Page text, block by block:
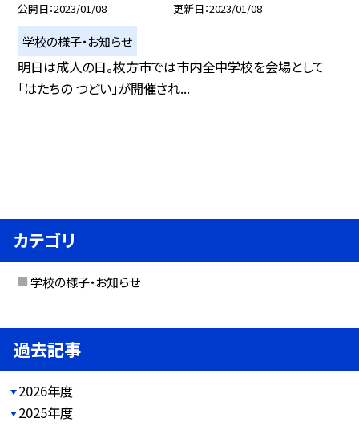
公開日 2023/01/08 更新日 2023/01/08
学校の様子・お知らせ
明日は成人の日。枚方市では市内全中学校を会場として
「はたちの つどい」が開催され...
カテゴリ
学校の様子・お知らせ
過去記事
2026年度
2025年度